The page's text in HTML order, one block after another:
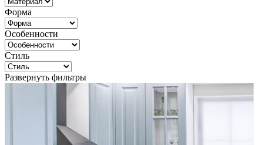
Форма
Особенности
Стиль
Развернуть фильтры